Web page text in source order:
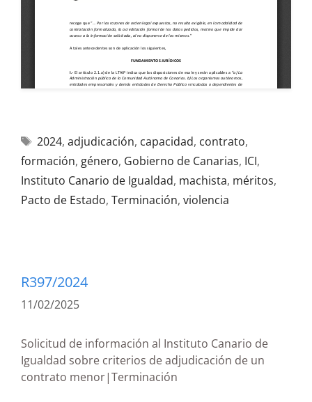
2024, adjudicación, capacidad, contrato,
formación, género, Gobierno de Canarias, ICI,
Instituto Canario de Igualdad, machista, méritos,
Pacto de Estado, Terminación, violencia
R397/2024
11/02/2025
Solicitud de información al Instituto Canario de
Igualdad sobre criterios de adjudicación de un
contrato menor|Terminación